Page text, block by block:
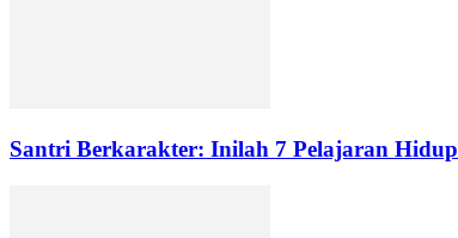
Santri Berkarakter: Inilah 7 Pelajaran Hidup